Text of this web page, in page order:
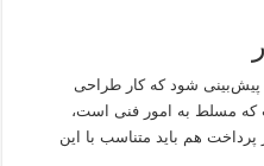
پیش‌بینی شود که کار طراحی
مسلط به امور فنی است،
هم باید متناسب با این